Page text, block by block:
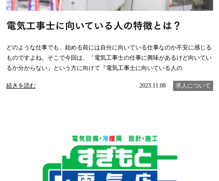
電気工事士に向いている人の特徴とは？
どのような仕事でも、始める前には自分に向いている仕事なのか不安に感じる
ものですよね。そこで今回は、「電気工事士の仕事に興味があるけど向いてい
るか分からない」という方に向けて『電気工事士に向いている人の
続きを読む 2023.11.08 求人について